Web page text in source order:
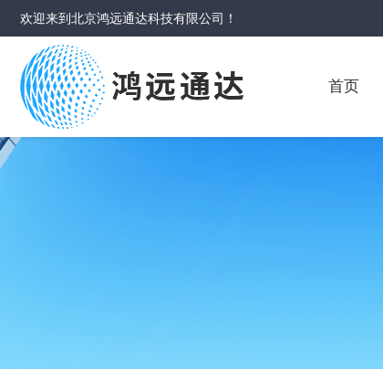
欢迎来到北京鸿远通达科技有限公司 ！
首页